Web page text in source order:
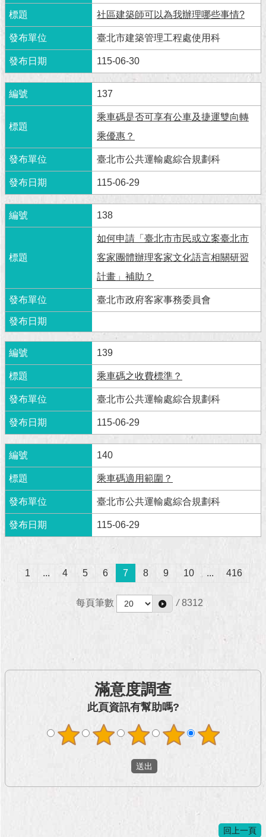
社區建築師可以為我辦理哪些事情?
臺北市建築管理工程處使用科
115-06-30
137
乘車碼是否可享有公車及捷運雙向轉
乘優惠？
臺北市公共運輸處綜合規劃科
115-06-29
138
如何申請「臺北市市民或立案臺北市
客家團體辦理客家文化語言相關研習
計畫」補助？
臺北市政府客家事務委員會
139
乘車碼之收費標準？
臺北市公共運輸處綜合規劃科
115-06-29
140
乘車碼適用範圍？
臺北市公共運輸處綜合規劃科
115-06-29
1 ... 4 5 6 7 8 9 10 ... 416
每頁筆數 / 8312
滿意度調查
此頁資訊有幫助嗎?
回上一頁